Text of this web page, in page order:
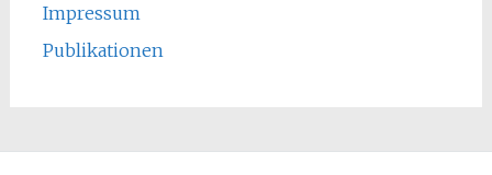
Impressum
Publikationen